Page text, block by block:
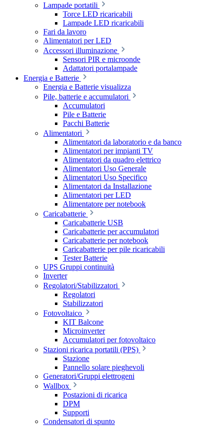
Lampade portatili
Torce LED ricaricabili
Lampade LED ricaricabili
Fari da lavoro
Alimentatori per LED
Accessori illuminazione
Sensori PIR e microonde
Adattatori portalampade
Energia e Batterie
Energia e Batterie visualizza
Pile, batterie e accumulatori
Accumulatori
Pile e Batterie
Pacchi Batterie
Alimentatori
Alimentatori da laboratorio e da banco
Alimentatori per impianti TV
Alimentatori da quadro elettrico
Alimentatori Uso Generale
Alimentatori Uso Specifico
Alimentatori da Installazione
Alimentatori per LED
Alimentatore per notebook
Caricabatterie
Caricabatterie USB
Caricabatterie per accumulatori
Caricabatterie per notebook
Caricabatterie per pile ricaricabili
Tester Batterie
UPS Gruppi continuità
Inverter
Regolatori/Stabilizzatori
Regolatori
Stabilizzatori
Fotovoltaico
KIT Balcone
Microinverter
Accumulatori per fotovoltaico
Stazioni ricarica portatili (PPS)
Stazione
Pannello solare pieghevoli
Generatori/Gruppi elettrogeni
Wallbox
Postazioni di ricarica
DPM
Supporti
Condensatori di spunto